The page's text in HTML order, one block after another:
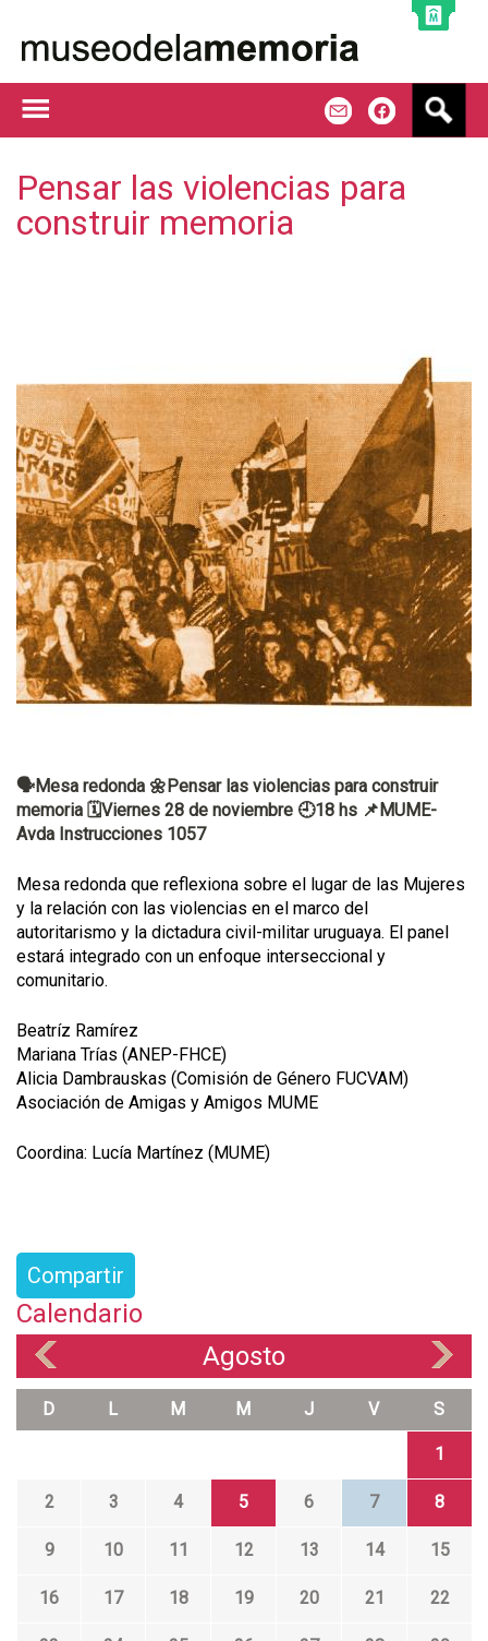
Pensar las violencias para
construir memoria
🗣️Mesa redonda 🌼Pensar las violencias para construir
memoria 🗓️Viernes 28 de noviembre 🕘18 hs 📌MUME-
Avda Instrucciones 1057
Mesa redonda que reflexiona sobre el lugar de las Mujeres
y la relación con las violencias en el marco del
autoritarismo y la dictadura civil-militar uruguaya. El panel
estará integrado con un enfoque interseccional y
comunitario.
Beatríz Ramírez
Mariana Trías (ANEP-FHCE)
Alicia Dambrauskas (Comisión de Género FUCVAM)
Asociación de Amigas y Amigos MUME
Coordina: Lucía Martínez (MUME)
Compartir
Calendario
Agosto
D L M M J V S
1
2 3 4 5 6 7 8
9 10 11 12 13 14 15
16 17 18 19 20 21 22
s